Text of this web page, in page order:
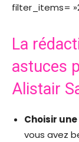
filter_items=
La
astuces
Alistair
Choisir
vous avez